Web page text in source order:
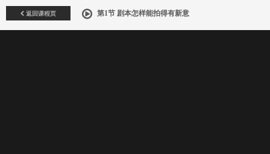
返回课程页 第1节 剧本怎样能拍得有新意